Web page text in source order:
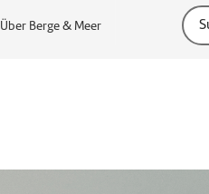
Über Berge & Meer